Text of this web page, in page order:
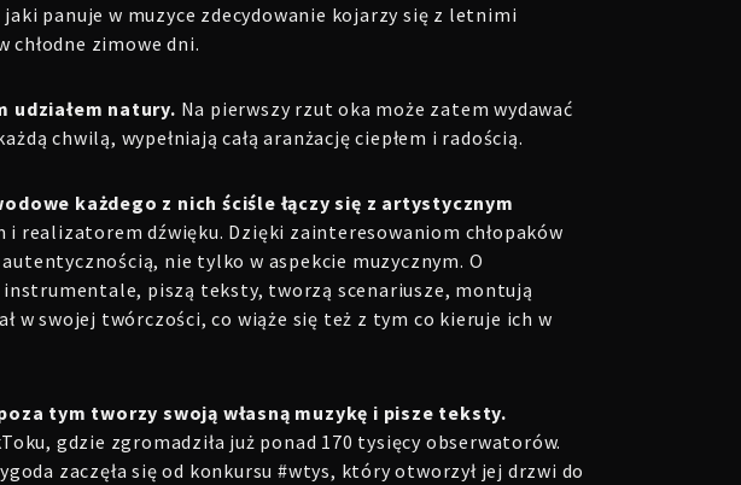
panuje w muzyce zdecydowanie kojarzy się z letnimi
zimowe dni.
udziałem natury. Na pierwszy rzut oka może zatem wydawać
chwilą, wypełniają całą aranżację ciepłem i radością.
każdego z nich ściśle łączy się z artystycznym
realizatorem dźwięku. Dzięki zainteresowaniom chłopaków
nie tylko w aspekcie muzycznym. O
piszą teksty, tworzą scenariusze, montują
w swojej twórczości, co wiąże się też z tym co kieruje ich w
tym tworzy swoją własną muzykę i pisze teksty.
gdzie zgromadziła już ponad 170 tysięcy obserwatorów.
zaczęła się od konkursu #wtys, który otworzył jej drzwi do